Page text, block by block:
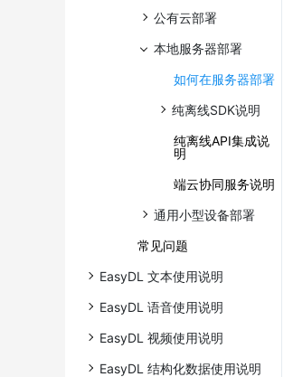
公有云部署
本地服务器部署
如何在服务器部署
纯离线SDK说明
纯离线API集成说
明
端云协同服务说明
通用小型设备部署
常见问题
EasyDL 文本使用说明
EasyDL 语音使用说明
EasyDL 视频使用说明
EasyDL 结构化数据使用说明